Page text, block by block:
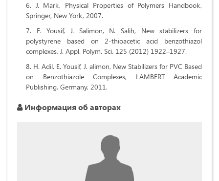
J. Mark, Physical Properties of Polymers Handbook,
Springer, New York, 2007.
E. Yousif, J. Salimon, N. Salih, New stabilizers for
polystyrene based on 2-thioacetic acid benzothiazol
complexes, J. Appl. Polym. Sci. 125 (2012) 1922–1927.
H. Adil, E. Yousif, J. alimon, New Stabilizers for PVC Based
on Benzothiazole Complexes, LAMBERT Academic
Publishing, Germany, 2011.
Информация об авторах